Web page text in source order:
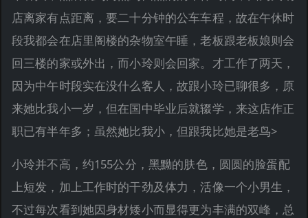
店离家有点距离，要二十分钟的公车车程，故在午休时
段我都会在店里阁楼的杂物室午睡，老板跟老板娘则会
回三楼的家或外出，而小玲则会回家。才工作了两天，
因为中午时段实在没什么客人，故跟小玲已聊很多，原
来她比我小一岁，但在国中毕业后就辍学，来这店作正
职已有半年多；虽然她比我小，但跟我比她是老鸟>
小玲并不高，约155公分，黑黝的肤色，圆圆的脸蛋配
上短发，加上工作时的干劲及体力，活像一个小男生，
不过每次看到她因身材矮小而显得更为丰满的双峰，总